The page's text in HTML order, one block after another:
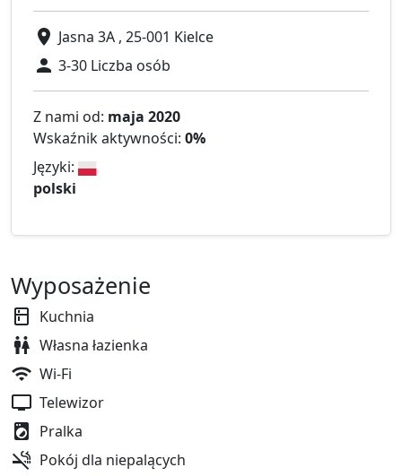
Jasna 3A , 25-001 Kielce
3-30 Liczba osób
Z nami od: maja 2020
Wskaźnik aktywności: 0%
Języki:
polski
Wyposażenie
Kuchnia
Własna łazienka
Wi-Fi
Telewizor
Pralka
Pokój dla niepalących